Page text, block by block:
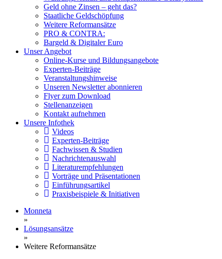
Geld ohne Zinsen – geht das?
Staatliche Geldschöpfung
Weitere Reformansätze
PRO & CONTRA:
Bargeld & Digitaler Euro
Unser Angebot
Online-Kurse und Bildungsangebote
Experten-Beiträge
Veranstaltungshinweise
Unseren Newsletter abonnieren
Flyer zum Download
Stellenanzeigen
Kontakt aufnehmen
Unsere Infothek
Videos
Experten-Beiträge
Fachwissen & Studien
Nachrichtenauswahl
Literaturempfehlungen
Vorträge und Präsentationen
Einführungsartikel
Praxisbeispiele & Initiativen
Monneta
»
Lösungsansätze
»
Weitere Reformansätze